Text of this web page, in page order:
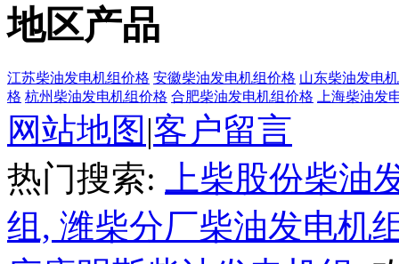
地区产品
江苏柴油发电机组价格 安徽柴油发电机组价格 山东柴油发电
格 杭州柴油发电机组价格 合肥柴油发电机组价格 上海柴油发
网站地图 |客户留言
热门搜索:
上柴股份柴油
组, 潍柴分厂柴油发电机